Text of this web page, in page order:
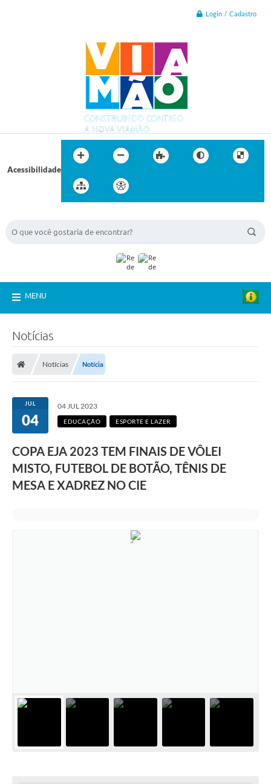
Login / Cadastro
Acessibilidade
MENU
Notícias
Notícias Notícia
JUL
04
04 JUL 2023
EDUCAÇÃO ESPORTE E LAZER
COPA EJA 2023 TEM FINAIS DE VÔLEI
MISTO, FUTEBOL DE BOTÃO, TÊNIS DE
MESA E XADREZ NO CIE